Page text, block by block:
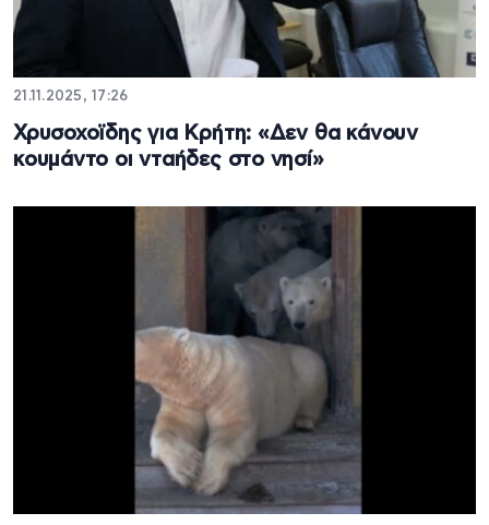
21.11.2025, 17:26
Χρυσοχοϊδης για Κρήτη: «Δεν θα κάνουν
κουμάντο οι νταήδες στο νησί»